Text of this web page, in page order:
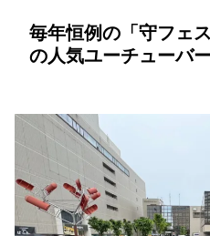
毎年恒例の「守フェ
の人気ユーチューバ